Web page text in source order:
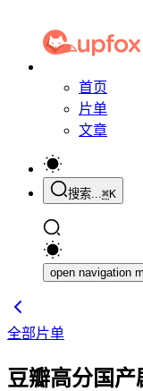
首页
片单
文章
搜索...⌘K
open navigation
全部片单
豆瓣高分国产